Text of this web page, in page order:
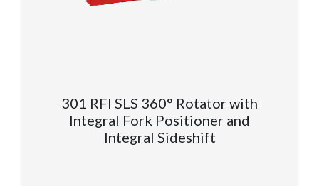
301 RFI SLS 360° Rotator with
Integral Fork Positioner and
Integral Sideshift